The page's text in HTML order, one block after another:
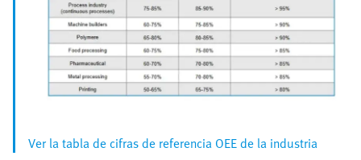
Ver la tabla de cifras de referencia OEE de la industria